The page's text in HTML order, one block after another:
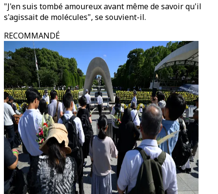
"J'en suis tombé amoureux avant même de savoir qu'il
s'agissait de molécules", se souvient-il.
RECOMMANDÉ